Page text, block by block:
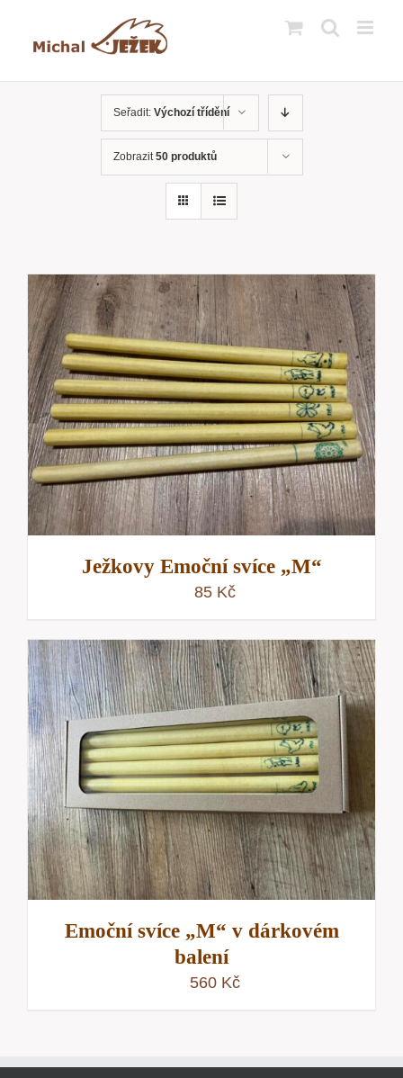
Seřadit: Výchozí třídění
Zobrazit50 produktů
Ježkovy Emoční svíce „M“
85 Kč
Emoční svíce „M“ v dárkovém
balení
560 Kč